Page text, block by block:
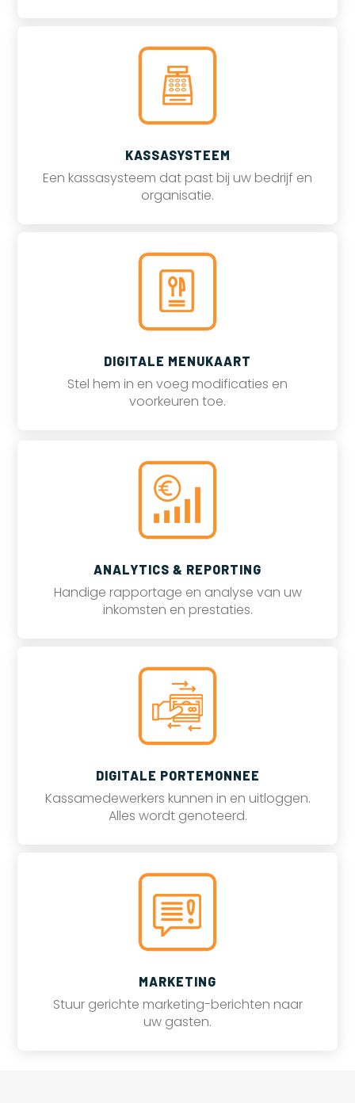
KASSASYSTEEM
Een kassasysteem dat past bij uw bedrijf en
organisatie.
DIGITALE MENUKAART
Stel hem in en voeg modificaties en
voorkeuren toe.
ANALYTICS & REPORTING
Handige rapportage en analyse van uw
inkomsten en prestaties.
DIGITALE PORTEMONNEE
Kassamedewerkers kunnen in en uitloggen.
Alles wordt genoteerd.
MARKETING
Stuur gerichte marketing-berichten naar
uw gasten.